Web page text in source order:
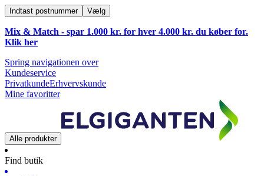
Indtast postnummer Vælg
Mix & Match - spar 1.000 kr. for hver 4.000 kr. du køber for.
Klik her
Spring navigationen over
Kundeservice
PrivatkundeErhvervskunde
Mine favoritter
Alle produkter
Find butik